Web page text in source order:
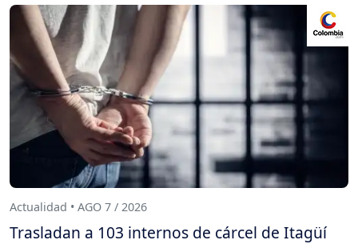
Actualidad • AGO 7 / 2026
Trasladan a 103 internos de cárcel de Itagüí